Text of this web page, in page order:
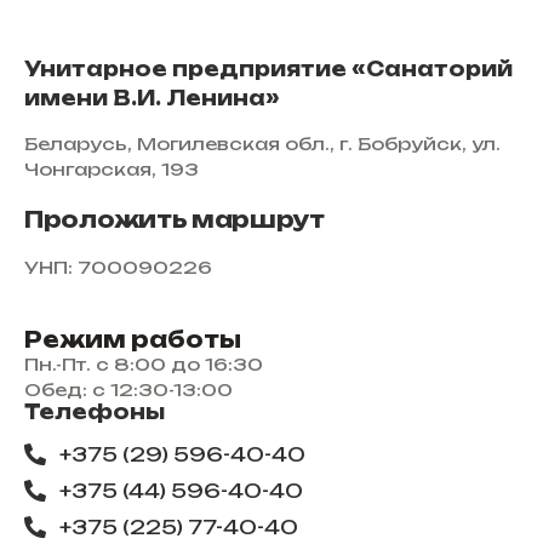
Унитарное предприятие «Санаторий
имени В.И. Ленина»
Беларусь, Могилевская обл., г. Бобруйск, ул.
Чонгарская, 193
Проложить маршрут
УНП: 700090226
Режим работы
Пн.-Пт. с 8:00 до 16:30
Обед: с 12:30-13:00
Телефоны
+375 (29) 596-40-40
+375 (44) 596-40-40
+375 (225) 77-40-40